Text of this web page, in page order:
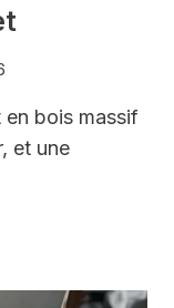
en bois massif
et une